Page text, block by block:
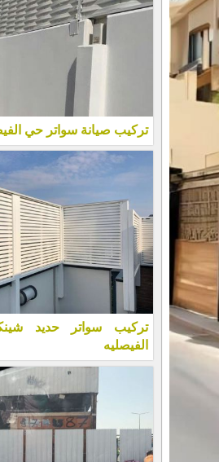
تركيب صيانة سواتر حي
تركيب سواتر حديد
الفيصليه